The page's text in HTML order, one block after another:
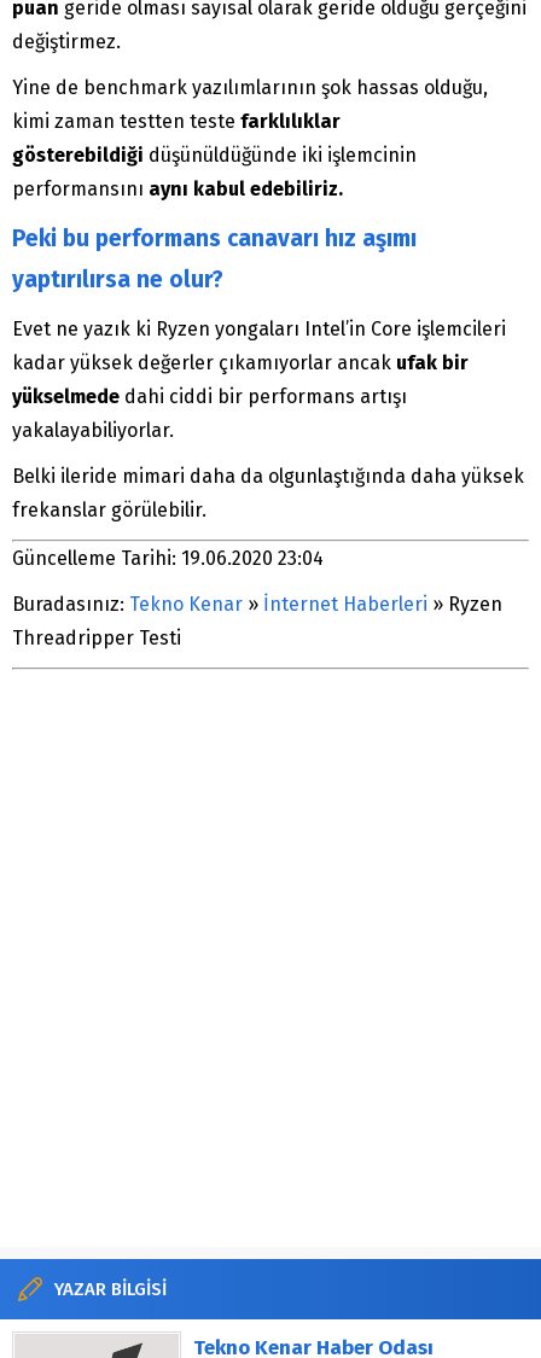
puan geride olması sayısal olarak geride olduğu gerçeğini
değiştirmez.
Yine de benchmark yazılımlarının şok hassas olduğu,
kimi zaman testten teste farklılıklar
gösterebildiği düşünüldüğünde iki işlemcinin
performansını aynı kabul edebiliriz.
Peki bu performans canavarı hız aşımı
yaptırılırsa ne olur?
Evet ne yazık ki Ryzen yongaları Intel’in Core işlemcileri
kadar yüksek değerler çıkamıyorlar ancak ufak bir
yükselmede dahi ciddi bir performans artışı
yakalayabiliyorlar.
Belki ileride mimari daha da olgunlaştığında daha yüksek
frekanslar görülebilir.
Güncelleme Tarihi: 19.06.2020 23:04
Buradasınız: Tekno Kenar » İnternet Haberleri » Ryzen
Threadripper Testi
YAZAR BİLGİSİ
Tekno Kenar Haber Odası